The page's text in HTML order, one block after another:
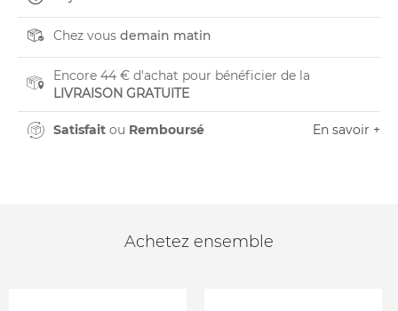
Chez vous demain matin
Encore 44 € d'achat pour bénéficier de la
LIVRAISON GRATUITE
Satisfait ou Remboursé En savoir +
Achetez ensemble